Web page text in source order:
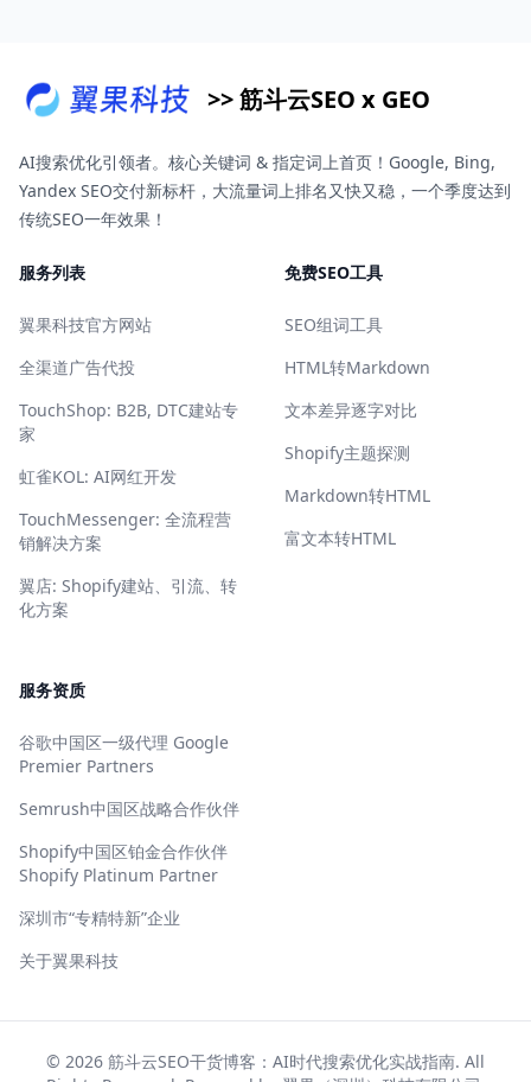
>> 筋斗云SEO x GEO
AI搜索优化引领者。核心关键词 & 指定词上首页！Google, Bing,
Yandex SEO交付新标杆，大流量词上排名又快又稳，一个季度达到
传统SEO一年效果！
服务列表
翼果科技官方网站
全渠道广告代投
TouchShop: B2B, DTC建站专
家
虹雀KOL: AI网红开发
TouchMessenger: 全流程营
销解决方案
翼店: Shopify建站、引流、转
化方案
免费SEO工具
SEO组词工具
HTML转Markdown
文本差异逐字对比
Shopify主题探测
Markdown转HTML
富文本转HTML
服务资质
谷歌中国区一级代理 Google
Premier Partners
Semrush中国区战略合作伙伴
Shopify中国区铂金合作伙伴
Shopify Platinum Partner
深圳市“专精特新”企业
关于翼果科技
© 2026 筋斗云SEO干货博客：AI时代搜索优化实战指南. All